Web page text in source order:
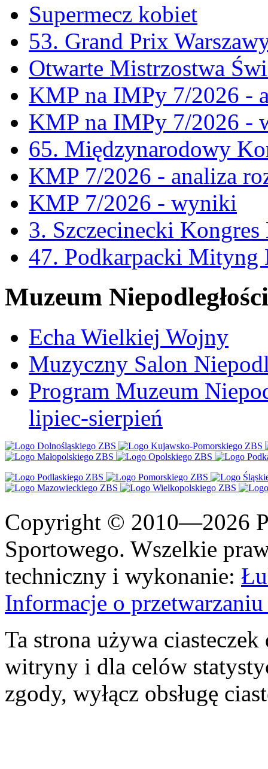
Supermecz kobiet
53. Grand Prix
Otwarte Mistrzostwa
KMP na IMPy 7/2026 -
KMP na IMPy 7/2026 -
65. Międzynarodowy
KMP 7/2026 - analiza
KMP 7/2026 - wyniki
3. Szczecinecki
47. Podkarpacki Mityng
Muzeum Niepodległości
Echa Wielkiej Wojny
Muzyczny Salon
Program Muzeum
lipiec-sierpień
Copyright © 2010—2026
Sportowego. Wszelkie
techniczny i wykonanie:
Informacje o
Ta strona używa
witryny i dla celów
zgody, wyłącz obsługę